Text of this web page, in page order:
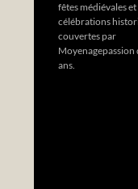
fêtes médiévales et
célébrations
couvertes par
Moyenagepassion
ans.